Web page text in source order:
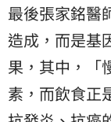
最後張家銘醫
造成，而是基
果，其中，「
素，而飲食正